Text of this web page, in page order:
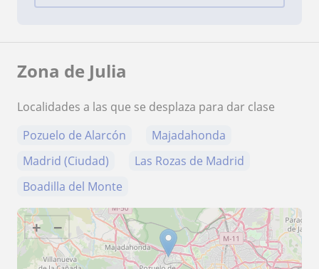
Zona de Julia
Localidades a las que se desplaza para dar clase
Pozuelo de Alarcón
Majadahonda
Madrid (Ciudad)
Las Rozas de Madrid
Boadilla del Monte
+ −